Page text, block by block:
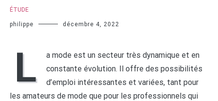
ÉTUDE
philippe décembre 4, 2022
L
a mode est un secteur très dynamique et en
constante évolution. Il offre des possibilités
d’emploi intéressantes et variées, tant pour
les amateurs de mode que pour les professionnels qui